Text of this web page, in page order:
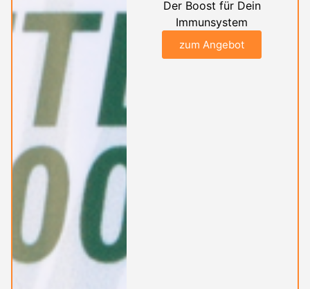
Der Boost für Dein
Immunsystem
zum Angebot